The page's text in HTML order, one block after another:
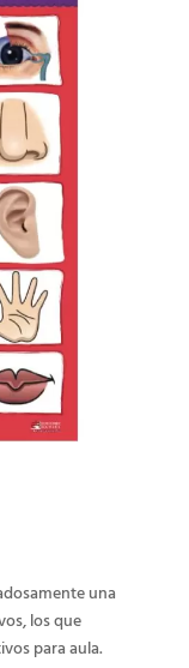
una
los que
para aula.